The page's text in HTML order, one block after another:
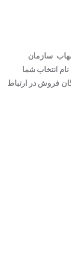
سازمان
انتخاب شما
فروش در ارتباط